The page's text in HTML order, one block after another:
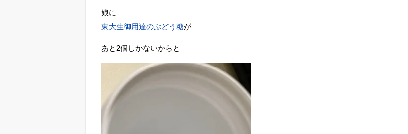
娘に
東大生御用達のぶどう糖が
あと2個しかないからと